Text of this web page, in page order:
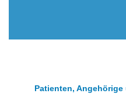
Patienten,